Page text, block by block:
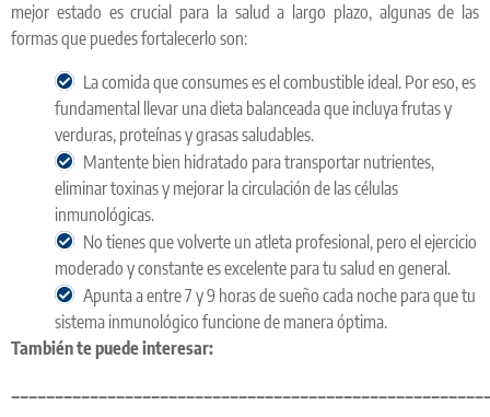
mejor estado es crucial para la salud a largo plazo, algunas de las
formas que puedes fortalecerlo son:
La comida que consumes es el combustible ideal. Por eso, es
fundamental llevar una dieta balanceada que incluya frutas y
verduras, proteínas y grasas saludables.
Mantente bien hidratado para transportar nutrientes,
eliminar toxinas y mejorar la circulación de las células
inmunológicas.
No tienes que volverte un atleta profesional, pero el ejercicio
moderado y constante es excelente para tu salud en general.
Apunta a entre 7 y 9 horas de sueño cada noche para que tu
sistema inmunológico funcione de manera óptima.
También te puede interesar: